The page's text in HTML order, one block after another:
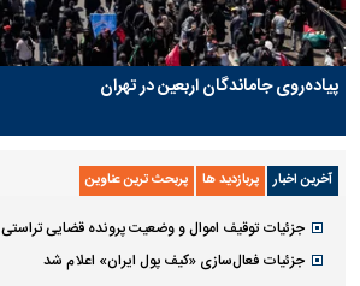
پیاده‌روی جاماندگان اربعین در تهران
آخرین اخبار پربازدید ها پربحث ترین عناوین
جزئیات توقیف اموال و وضعیت پرونده قضایی
جزئیات فعال‌سازی «کیف پول ایران» اعلام شد